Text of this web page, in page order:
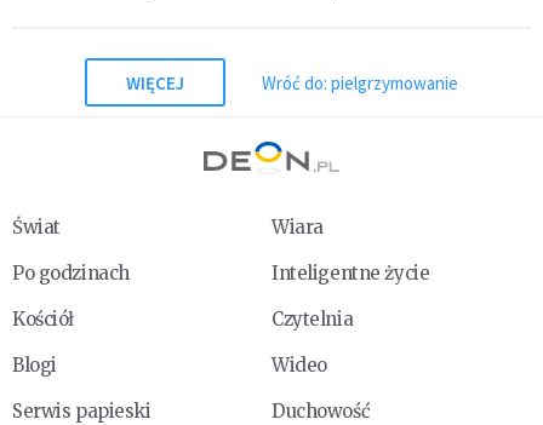
WIĘCEJ Wróć do: pielgrzymowanie
Świat
Wiara
Po godzinach
Inteligentne życie
Kościół
Czytelnia
Blogi
Wideo
Serwis papieski
Duchowość